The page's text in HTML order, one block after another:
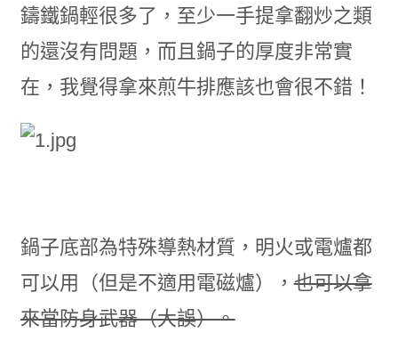
鑄鐵鍋輕很多了，至少一手提拿翻炒之類
的還沒有問題，而且鍋子的厚度非常實
在，我覺得拿來煎牛排應該也會很不錯！
鍋子底部為特殊導熱材質，明火或電爐都
可以用（但是不適用電磁爐），也可以拿
來當防身武器（大誤）。